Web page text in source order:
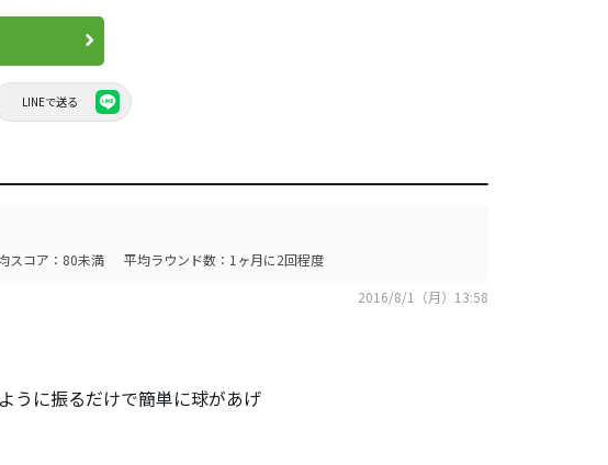
LINEで送る
スコア：80未満
平均ラウンド数：1ヶ月に2回程度
2016/8/1（月）13:58
うに振るだけで簡単に球があげ